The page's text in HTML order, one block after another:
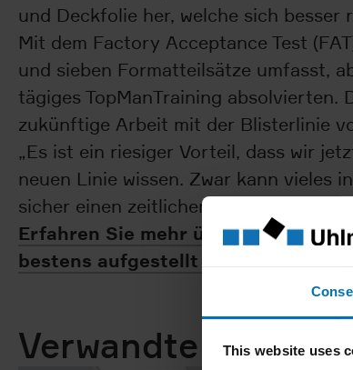
This website uses
und Deckfolie her, welche sich besser
Mit dem Factory Acceptance Test
und sieben Formatteilsätze umfasst,
tägiges TopManTraining absolvierten.
zukünftige Arbeit mit der Blisterlinie
„Es ist ein riesiger Vorteil, dass wir
neuen Linie wissen. Zwar kann vieles
sicher einen zeitlichen Vorsprung
Erfahren Sie mehr über die
bestens aufgestellt sind
Verwandte Themen